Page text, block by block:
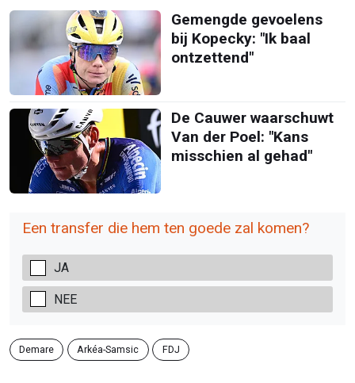
Gemengde gevoelens
bij Kopecky: "Ik baal
ontzettend"
De Cauwer waarschuwt
Van der Poel: "Kans
misschien al gehad"
Een transfer die hem ten goede zal komen?
JA
NEE
Demare Arkéa-Samsic FDJ